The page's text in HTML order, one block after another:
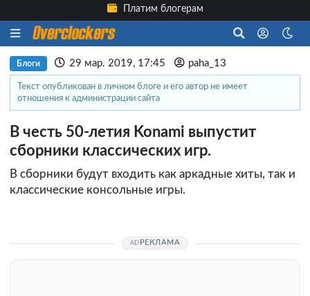
Платим блогерам
Блоги 29 мар. 2019, 17:45 paha_13
Текст опубликован в личном блоге и его автор не имеет
отношения к администрации сайта
В честь 50-летия Konami выпустит
сборники классических игр.
В сборники будут входить как аркадные хиты, так и
классические консольные игры.
РЕКЛАМА